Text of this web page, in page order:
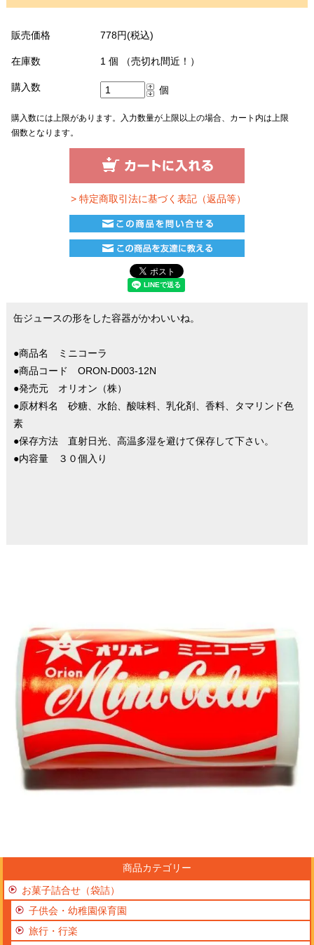
販売価格 778円(税込)
在庫数 1 個 （売切れ間近！）
購入数 個
購入数には上限があります。入力数量が上限以上の場合、カート内は上限
個数となります。
> 特定商取引法に基づく表記（返品等）
缶ジュースの形をした容器がかわいいね。
●商品名 ミニコーラ
●商品コード ORON-D003-12N
●発売元 オリオン（株）
●原材料名 砂糖、水飴、酸味料、乳化剤、香料、タマリンド色
素
●保存方法 直射日光、高温多湿を避けて保存して下さい。
●内容量 ３０個入り
商品カテゴリー
お菓子詰合せ（袋詰）
子供会・幼稚園保育園
旅行・行楽